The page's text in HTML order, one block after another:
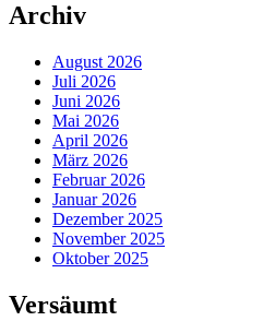
Archiv
August 2026
Juli 2026
Juni 2026
Mai 2026
April 2026
März 2026
Februar 2026
Januar 2026
Dezember 2025
November 2025
Oktober 2025
Versäumt